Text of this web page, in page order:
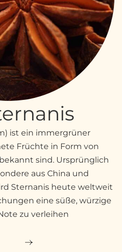
ist ein immergrüner
Früchte in Form von
sind. Ursprünglich
aus China und
Sternanis heute weltweit
eine süße, würzige
zu verleihen